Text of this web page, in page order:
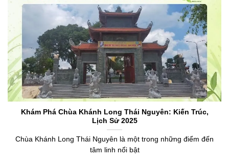
Khám Phá Chùa Khánh Long Thái Nguyên: Kiến Trúc,
Lịch Sử 2025
Chùa Khánh Long Thái Nguyên là một trong những điểm đến
tâm linh nổi bật